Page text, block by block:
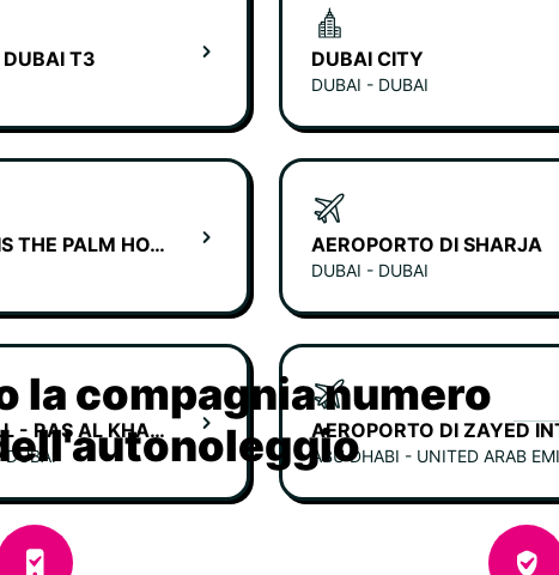
DUBAI T3 DUBAI CITY
DUBAI - DUBAI
DUBAI ATLANTIS THE PALM HOTEL AEROPORTO DI SHARJA
DUBAI - DUBAI
AL HAMRA MALL - RAS AL KHAIMAH
ABU DHABI - UNITED ARAB
la compagnia numero